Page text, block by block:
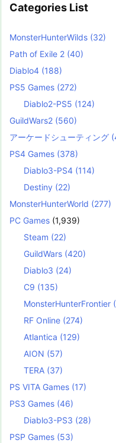
Categories List
MonsterHunterWilds (32)
Path of Exile 2 (40)
Diablo4 (188)
PS5 Games (272)
Diablo2-PS5 (124)
GuildWars2 (560)
アーケードシューティング
PS4 Games (378)
Diablo3-PS4 (114)
Destiny (22)
MonsterHunterWorld (277)
PC Games (1,939)
Steam (22)
GuildWars (420)
Diablo3 (24)
C9 (135)
MonsterHunterFrontier
RF Online (274)
Atlantica (129)
AION (57)
TERA (37)
PS VITA Games (17)
PS3 Games (46)
Diablo3-PS3 (28)
PSP Games (53)